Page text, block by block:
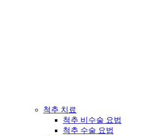
척추 치료
척추 비수술 요법
척추 수술 요법